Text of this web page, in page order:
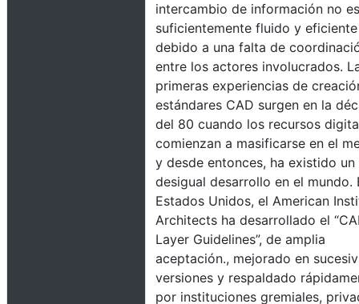
intercambio de información no
suficientemente fluido y eficiente
debido a una falta de
entre los actores involucrados.
primeras experiencias de
estándares CAD surgen en la
del 80 cuando los recursos
comienzan a masificarse en el
y desde entonces, ha existido un
desigual desarrollo en el mundo.
Estados Unidos, el American
Architects ha desarrollado el
Layer Guidelines”, de amplia
aceptación., mejorado en
versiones y respaldado
por instituciones gremiales,